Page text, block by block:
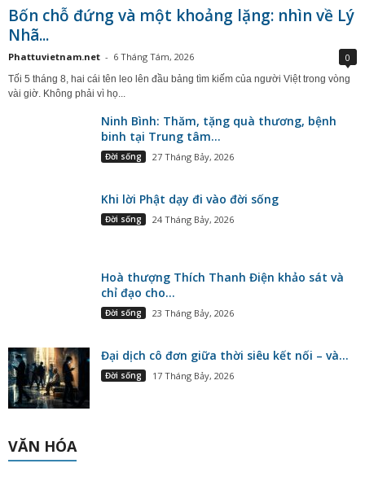
Bốn chỗ đứng và một khoảng lặng: nhìn về Lý
Nhã...
Phattuvietnam.net - 6 Tháng Tám, 2026 0
Tối 5 tháng 8, hai cái tên leo lên đầu bảng tìm kiếm của người Việt trong vòng
vài giờ. Không phải vì họ...
Ninh Bình: Thăm, tặng quà thương, bệnh
binh tại Trung tâm...
Đời sống 27 Tháng Bảy, 2026
Khi lời Phật dạy đi vào đời sống
Đời sống 24 Tháng Bảy, 2026
Hoà thượng Thích Thanh Điện khảo sát và
chỉ đạo cho...
Đời sống 23 Tháng Bảy, 2026
Đại dịch cô đơn giữa thời siêu kết nối – và...
Đời sống 17 Tháng Bảy, 2026
VĂN HÓA